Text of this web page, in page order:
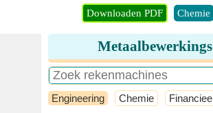
Downloaden PDF Chemie
Engineering Chemie